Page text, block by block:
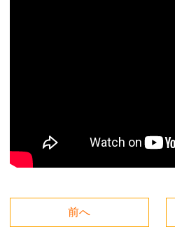
前へ